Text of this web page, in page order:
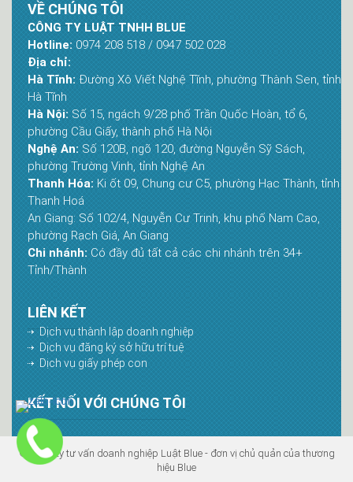
VỀ CHÚNG TÔI
CÔNG TY LUẬT TNHH BLUE
Hotline: 0974 208 518 / 0947 502 028
Địa chỉ:
Hà Tĩnh: Đường Xô Viết Nghệ Tĩnh, phường Thành Sen, tỉnh
Hà Tĩnh
Hà Nội: Số 15, ngách 9/28 phố Trần Quốc Hoàn, tổ 6,
phường Cầu Giấy, thành phố Hà Nội
Nghệ An: Số 120B, ngõ 120, đường Nguyễn Sỹ Sách,
phường Trường Vinh, tỉnh Nghệ An
Thanh Hóa: Ki ốt 09, Chung cư C5, phường Hạc Thành, tỉnh
Thanh Hoá
An Giang: Số 102/4, Nguyễn Cư Trinh, khu phố Nam Cao,
phường Rạch Giá, An Giang
Chi nhánh: Có đầy đủ tất cả các chi nhánh trên 34+
Tỉnh/Thành
LIÊN KẾT
Dịch vụ thành lập doanh nghiệp
Dịch vụ đăng ký sở hữu trí tuệ
Dịch vụ giấy phép con
KẾT NỐI VỚI CHÚNG TÔI
© Công ty tư vấn doanh nghiệp Luật Blue - đơn vị chủ quản của thương
hiệu Blue